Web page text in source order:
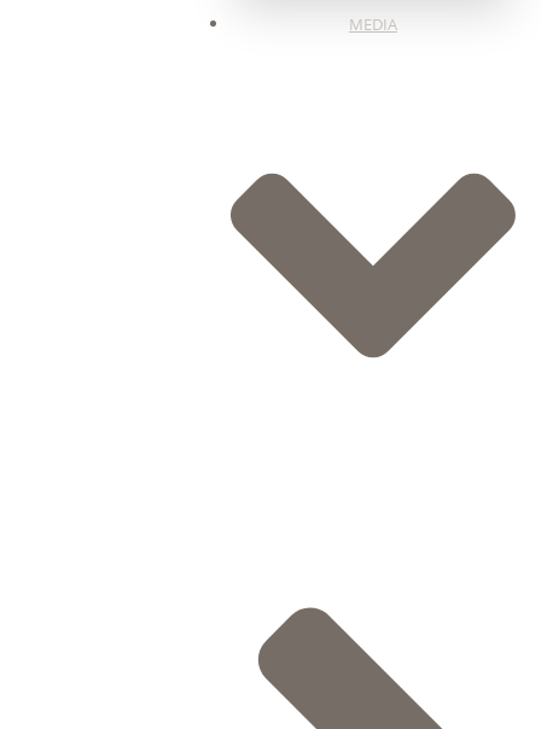
MEDIA